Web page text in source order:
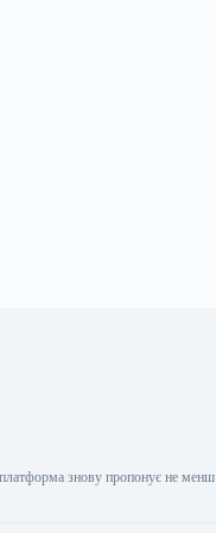
знову пропонує не менш